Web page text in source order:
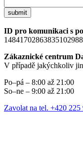
submit
ID pro komunikaci s
14841702863835102988
Zákaznické centrum
V případě jakýchkoliv
Po–pá – 8:00 až 21:00
So–ne – 9:00 až 21:00
Zavolat na tel. +420 225